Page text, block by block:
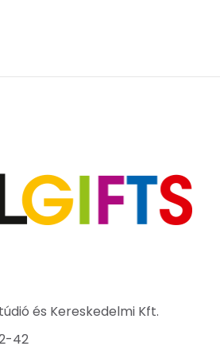
és Kereskedelmi Kft.
42